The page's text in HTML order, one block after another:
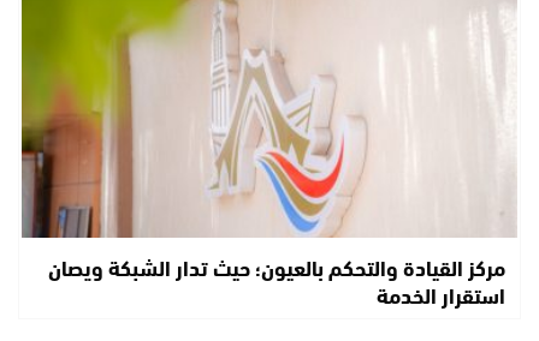
مركز القيادة والتحكم بالعيون؛ حيث تدار الشبكة ويصان
استقرار الخدمة